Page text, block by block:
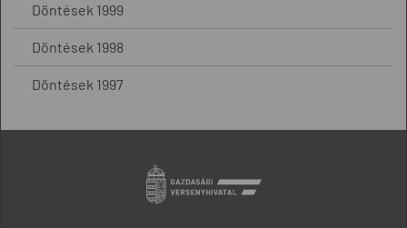
Döntések 1999
Döntések 1998
Döntések 1997